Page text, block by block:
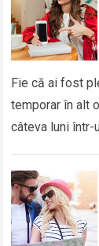
Fie că ai fost
temporar în alt
câteva luni într-